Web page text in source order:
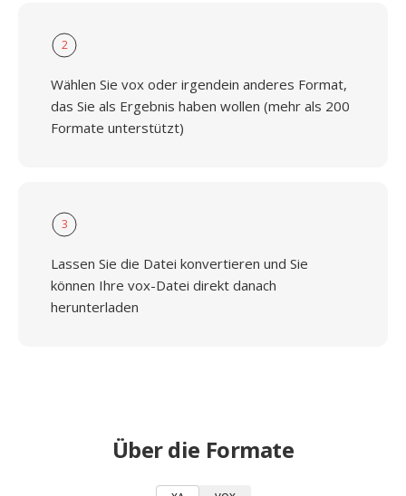
2
Wählen Sie vox oder irgendein anderes Format,
das Sie als Ergebnis haben wollen (mehr als 200
Formate unterstützt)
3
Lassen Sie die Datei konvertieren und Sie
können Ihre vox-Datei direkt danach
herunterladen
Über die Formate